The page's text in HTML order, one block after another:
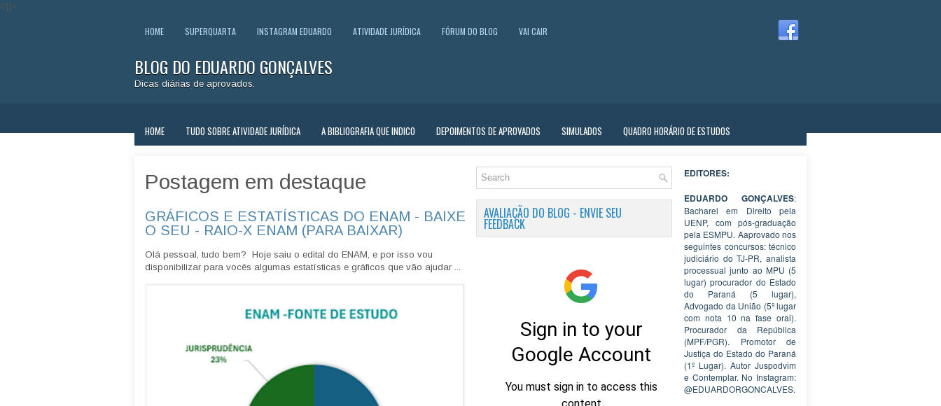
//]]>
HOME SUPERQUARTA INSTAGRAM EDUARDO ATIVIDADE JURÍDICA FÓRUM DO BLOG VAI CAIR
BLOG DO EDUARDO GONÇALVES
Dicas diárias de aprovados.
HOME TUDO SOBRE ATIVIDADE JURÍDICA A BIBLIOGRAFIA QUE INDICO DEPOIMENTOS DE APROVADOS SIMULADOS QUADRO HORÁRIO DE ESTUDOS
Postagem em destaque
GRÁFICOS E ESTATÍSTICAS DO ENAM - BAIXE
O SEU - RAIO-X ENAM (PARA BAIXAR)
Olá pessoal, tudo bem? Hoje saiu o edital do ENAM, e por isso vou
disponibilizar para vocês algumas estatísticas e gráficos que vão ajudar ...
AVALIAÇÃO DO BLOG - ENVIE SEU
FEEDBACK
EDITORES:
EDUARDO GONÇALVES:
Bacharel em Direito pela
UENP, com pós-graduação
pela ESMPU. Aaprovado nos
seguintes concursos: técnico
judiciário do TJ-PR, analista
processual junto ao MPU (5
lugar) procurador do Estado
do Paraná (5 lugar),
Advogado da União (5º lugar
com nota 10 na fase oral).
Procurador da República
(MPF/PGR). Promotor de
Justiça do Estado do Paraná
(1º Lugar). Autor Juspodvim
e Contemplar. No Instagram:
@EDUARDORGONCALVES.